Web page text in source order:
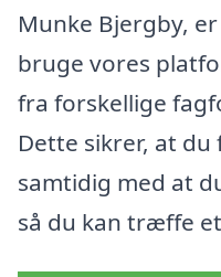
Munke Bjergby,
bruge vores
fra forskellige
Dette sikrer, at du
samtidig med at
så du kan træffe